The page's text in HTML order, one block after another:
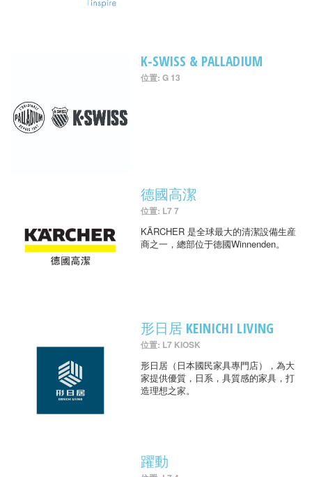
K-SWISS & PALLADIUM
位置: G 13
德國高潔
位置: L7 7
KÄRCHER 是全球最大的清潔設備生産
商之一，總部位于德國Winnenden。
形日居 KEINICHI LIVING
位置: L7 KIOSK
形日居（日本國民家具專門店），為大
家提供優質，日系，具質感的家具，打
造理想之家。
躍動